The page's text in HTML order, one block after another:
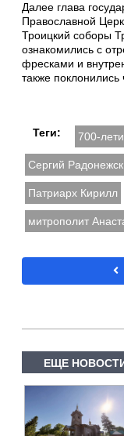
Далее глава
Православной
Троицкий соборы
ознакомились с
фресками и
также
Теги: 700-
Сергий
Патриарх Кирилл
митрополит
ЕЩЕ